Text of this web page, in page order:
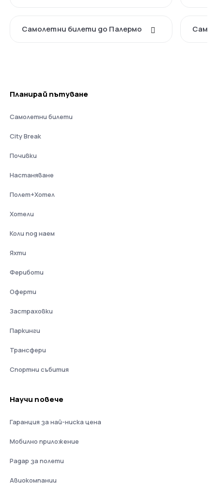
Самолетни билети до Палермо
Планирай пътуване
Самолетни билети
City Break
Почивки
Настаняване
Полет+Хотел
Хотели
Коли под наем
Яхти
Фериботи
Оферти
Застраховки
Паркинги
Трансфери
Спортни събития
Научи повече
Гаранция за най-ниска цена
Мобилно приложение
Радар за полети
Авиокомпании